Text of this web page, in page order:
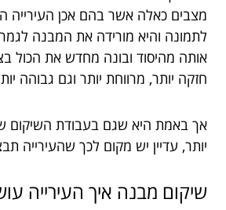
מצבים כאלה אשר בהם אכן העירייה
לתמונה והיא מורידה את המבנה
אותה מהיסוד ובונה מחדש את הכול
חזקה יותר, מרווחת יותר וגם גבוהה
אך באמת היא שגם בעבודת השיקום
יותר, עדיין יש מקום לכך שהעירייה
שיקום מבנה איך העירייה